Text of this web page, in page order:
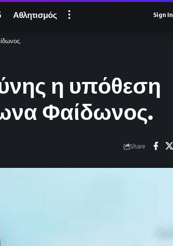
Αθλητισμός Sign In
η υπόθεση
Φαίδωνος.
Share